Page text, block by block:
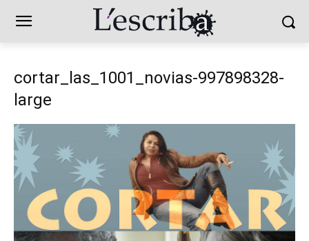
cortar_las_1001_novias-997898328-
large